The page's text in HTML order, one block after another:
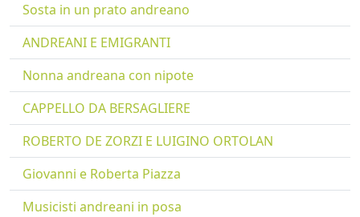
Sosta in un prato andreano
ANDREANI E EMIGRANTI
Nonna andreana con nipote
CAPPELLO DA BERSAGLIERE
ROBERTO DE ZORZI E LUIGINO ORTOLAN
Giovanni e Roberta Piazza
Musicisti andreani in posa